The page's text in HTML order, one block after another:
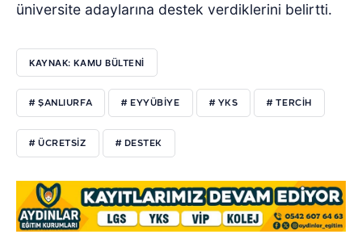
üniversite adaylarına destek verdiklerini belirtti.
KAYNAK: KAMU BÜLTENİ
# ŞANLIURFA # EYYÜBİYE # YKS # TERCİH
# ÜCRETSİZ # DESTEK